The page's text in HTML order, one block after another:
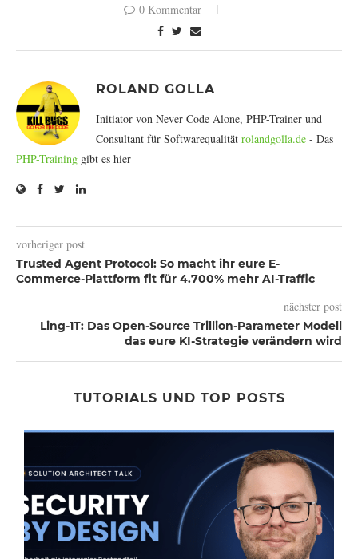
0 Kommentar
ROLAND GOLLA
Initiator von Never Code Alone, PHP-Trainer und
Consultant für Softwarequalität rolandgolla.de - Das
PHP-Training gibt es hier
vorheriger post
Trusted Agent Protocol: So macht ihr eure E-
Commerce-Plattform fit für 4.700% mehr AI-Traffic
nächster post
Ling-1T: Das Open-Source Trillion-Parameter Modell
das eure KI-Strategie verändern wird
TUTORIALS UND TOP POSTS